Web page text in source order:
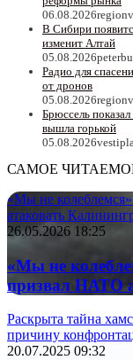
06.08.2026
В Сибири
изменит Алтай
05.08.2026
Радио для
от дронов
05.08.2026
Брюссель
вышла горькой
05.08.2026
САМОЕ
«Мы не
атаковать
26.05.2026 18:25
«Мы не
призвал НАТО
Раскрыта тайна
причину
20.07.2025 09:32